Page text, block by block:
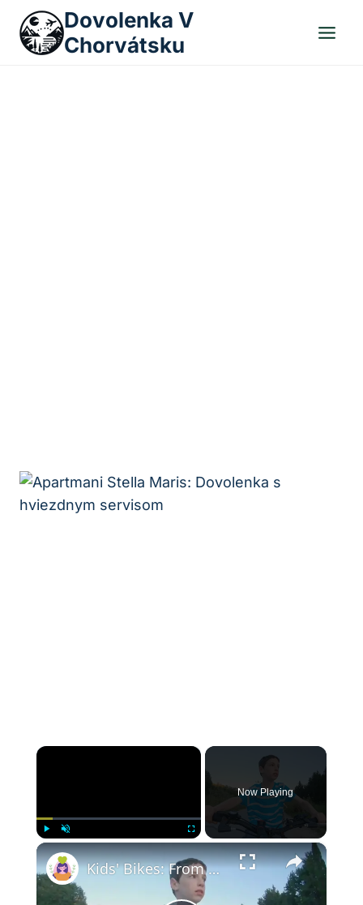
content
Dovolenka V
Chorvátsku
×
Now Playing
×
Kids' Bikes: From Training Wheels to Freewheeling Fun